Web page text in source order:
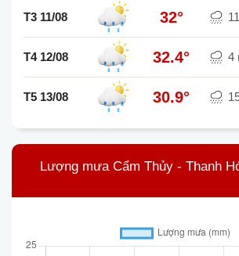
T3 11/08 32°
T4 12/08 32.4° 4
T5 13/08 30.9°
Lượng mưa Cẩm Thủy - Thanh